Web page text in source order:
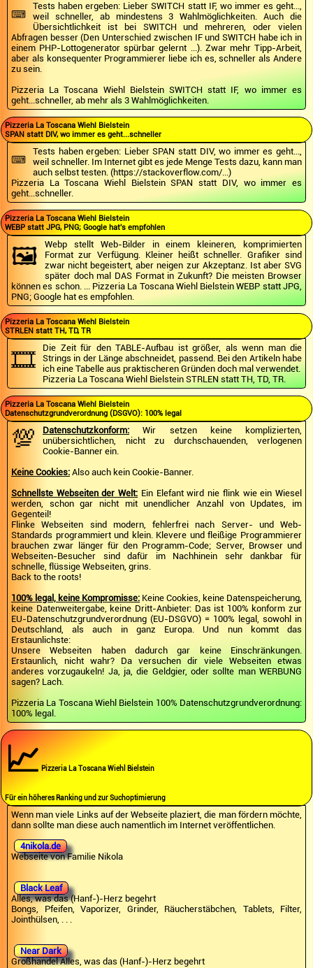
⌨️
Tests haben ergeben: Lieber SWITCH statt IF, wo immer es geht...,
weil schneller, ab mindestens 3 Wahlmöglichkeiten. Auch die
Übersichtlichkeit ist bei SWITCH und mehreren, oder vielen
Abfragen besser (Den Unterschied zwischen IF und SWITCH habe ich in
einem PHP-Lottogenerator spürbar gelernt ...). Zwar mehr Tipp-Arbeit,
aber als konsequenter Programmierer liebe ich es, schneller als Andere
zu sein.
Pizzeria La Toscana Wiehl Bielstein SWITCH statt IF, wo immer es
geht...schneller, ab mehr als 3 Wahlmöglichkeiten.
Pizzeria La Toscana Wiehl Bielstein
SPAN statt DIV, wo immer es geht...schneller
⌨️
Tests haben ergeben: Lieber SPAN statt DIV, wo immer es geht...,
weil schneller. Im Internet gibt es jede Menge Tests dazu, kann man
auch selbst testen. (https://stackoverflow.com/...)
Pizzeria La Toscana Wiehl Bielstein SPAN statt DIV, wo immer es
geht...schneller.
Pizzeria La Toscana Wiehl Bielstein
WEBP statt JPG, PNG; Google hat's empfohlen
🖼️
Webp stellt Web-Bilder in einem kleineren, komprimierten
Format zur Verfügung. Kleiner heißt schneller. Grafiker sind
zwar nicht begeistert, aber neigen zur Akzeptanz. Ist aber SVG
später doch mal DAS Format in Zukunft? Die meisten Browser
können es schon. ... Pizzeria La Toscana Wiehl Bielstein WEBP statt JPG,
PNG; Google hat es empfohlen.
Pizzeria La Toscana Wiehl Bielstein
STRLEN statt TH, TD, TR
🎞️
Die Zeit für den TABLE-Aufbau ist größer, als wenn man die
Strings in der Länge abschneidet, passend. Bei den Artikeln habe
ich eine Tabelle aus praktischeren Gründen doch mal verwendet.
Pizzeria La Toscana Wiehl Bielstein STRLEN statt TH, TD, TR.
Pizzeria La Toscana Wiehl Bielstein
Datenschutzgrundverordnung (DSGVO): 100% legal
💯 Datenschutzkonform: Wir setzen keine komplizierten,
unübersichtlichen, nicht zu durchschauenden, verlogenen
Cookie-Banner ein.
Keine Cookies: Also auch kein Cookie-Banner.
Schnellste Webseiten der Welt: Ein Elefant wird nie flink wie ein Wiesel
werden, schon gar nicht mit unendlicher Anzahl von Updates, im
Gegenteil!
Flinke Webseiten sind modern, fehlerfrei nach Server- und Web-
Standards programmiert und klein. Klevere und fleißige Programmierer
brauchen zwar länger für den Programm-Code; Server, Browser und
Webseiten-Besucher sind dafür im Nachhinein sehr dankbar für
schnelle, flüssige Webseiten, grins.
Back to the roots!
100% legal, keine Kompromisse: Keine Cookies, keine Datenspeicherung,
keine Datenweitergabe, keine Dritt-Anbieter: Das ist 100% konform zur
EU-Datenschutzgrundverordnung (EU-DSGVO) = 100% legal, sowohl in
Deutschland, als auch in ganz Europa. Und nun kommt das
Erstaunlichste:
Unsere Webseiten haben dadurch gar keine Einschränkungen.
Erstaunlich, nicht wahr? Da versuchen dir viele Webseiten etwas
anderes vorzugaukeln! Ja, ja, die Geldgier, oder sollte man WERBUNG
sagen? Lach.
Pizzeria La Toscana Wiehl Bielstein 100% Datenschutzgrundverordnung:
100% legal.
📈Pizzeria La Toscana Wiehl Bielstein
Für ein höheres Ranking und zur Suchoptimierung
Wenn man viele Links auf der Webseite plaziert, die man fördern möchte,
dann sollte man diese auch namentlich im Internet veröffentlichen.
4nikola.de
Webseite von Familie Nikola
Black Leaf
Alles, was das (Hanf-)-Herz begehrt
Bongs, Pfeifen, Vaporizer, Grinder, Räucherstäbchen, Tablets, Filter,
Jointhülsen, . . .
Near Dark
Großhandel Alles, was das (Hanf-)-Herz begehrt